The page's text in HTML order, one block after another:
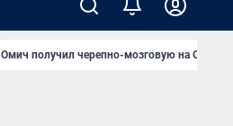
Омич получил черепно-мозговую на ОНПЗ